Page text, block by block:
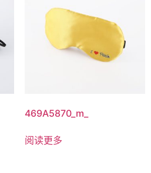
469A5870_m_
阅读更多